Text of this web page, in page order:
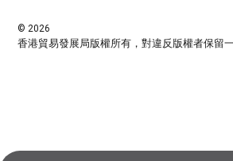
© 2026
香港貿易發展局版權所有，對違反版權者保留